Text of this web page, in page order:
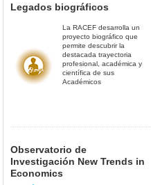
Legados biográficos
La RACEF desarrolla un
proyecto biográfico que
permite descubrir la
destacada trayectoria
profesional, académica y
científica de sus
Académicos
Observatorio de
Investigación New Trends in
Economics